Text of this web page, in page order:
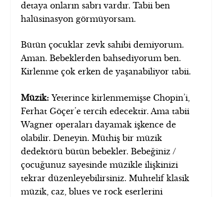
detaya onların sabrı vardır. Tabii ben
halüsinasyon görmüyorsam.
Bütün çocuklar zevk sahibi demiyorum.
Aman. Bebeklerden bahsediyorum ben.
Kirlenme çok erken de yaşanabiliyor tabii.
Müzik:Yeterince kirlenmemişse Chopin’i,
Ferhat Göçer’e tercih edecektir. Ama tabii
Wagner operaları dayamak işkence de
olabilir. Deneyin. Müthiş bir müzik
dedektörü bütün bebekler. Bebeğiniz /
çocuğunuz sayesinde müzikle ilişkinizi
tekrar düzenleyebilirsiniz. Muhtelif klasik
müzik, caz, blues ve rock eserlerini